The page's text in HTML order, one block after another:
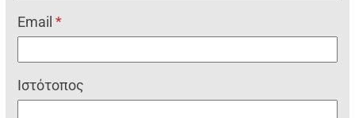
Email*
Ιστότοπος